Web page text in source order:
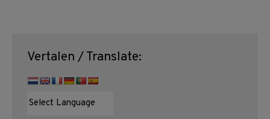
Vertalen / Translate: